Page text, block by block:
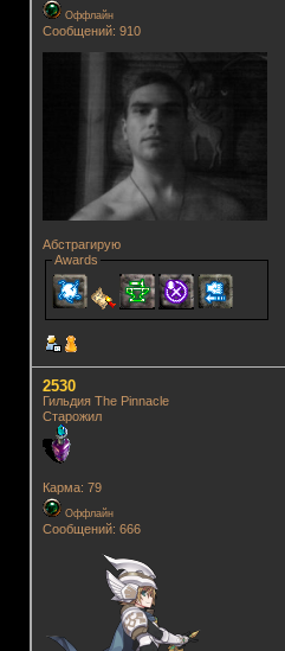
Оффлайн
Сообщений: 910
Абстрагирую
Awards
2530
Гильдия The Pinnacle
Старожил
Карма: 79
Оффлайн
Сообщений: 666